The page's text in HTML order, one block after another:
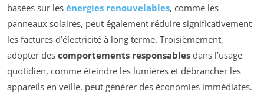
basées sur les énergies renouvelables, comme les
panneaux solaires, peut également réduire significativement
les factures d’électricité à long terme. Troisièmement,
adopter des comportements responsables dans l’usage
quotidien, comme éteindre les lumières et débrancher les
appareils en veille, peut générer des économies immédiates.